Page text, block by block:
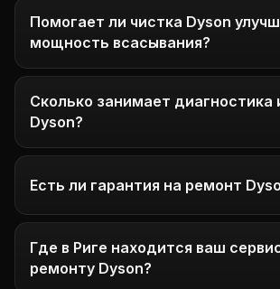
Помогает ли чистка Dyson
мощность всасывания?
Сколько занимает диагностика
Dyson?
Есть ли гарантия на ремонт
Где в Риге находится ваш
ремонту Dyson?